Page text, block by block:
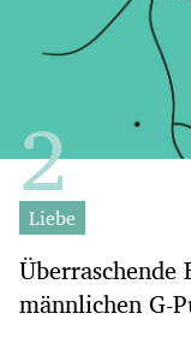
Liebe
Überraschende
männlichen G-